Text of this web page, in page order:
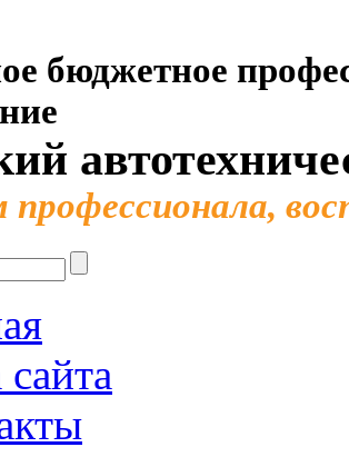
бюджетное
профессионала,
сайта